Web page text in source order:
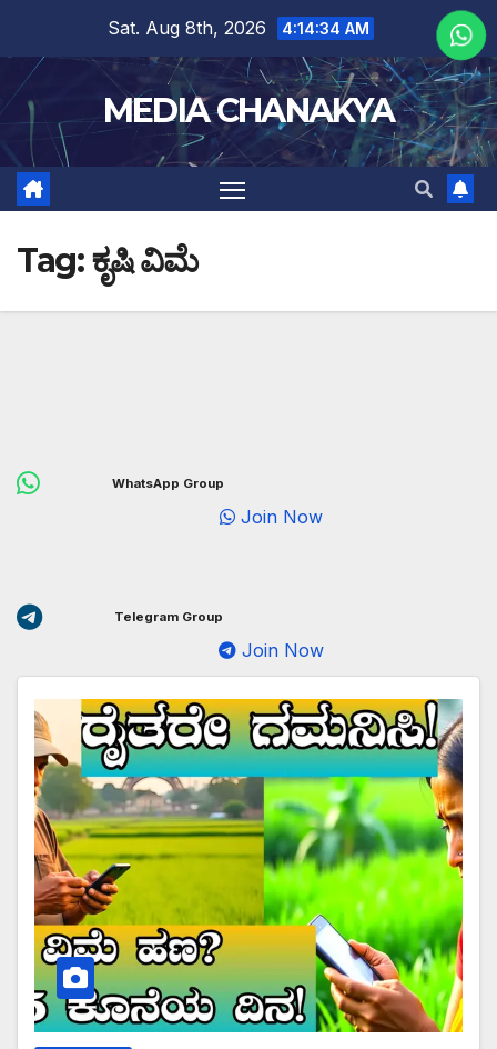
Sat. Aug 8th, 2026 4:14:34 AM
MEDIA CHANAKYA
Tag:ಕೃಷಿ ವಿಮೆ
WhatsApp Group
Join Now
Telegram Group
Join Now